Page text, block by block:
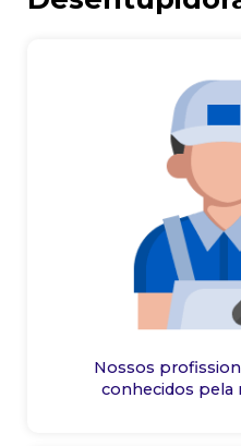
Nossos
conhecidos pela